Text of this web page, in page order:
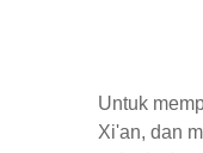
Untuk
Xi'an, dan